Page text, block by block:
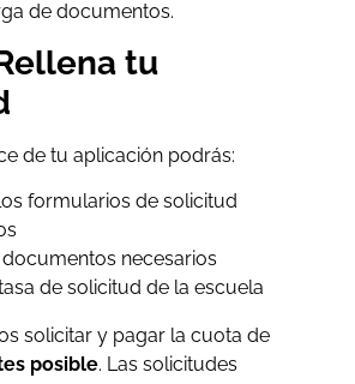
de documentos.
tu
de tu aplicación podrás:
formularios de solicitud
necesarios
de solicitud de la escuela
solicitar y pagar la cuota de
posible. Las solicitudes